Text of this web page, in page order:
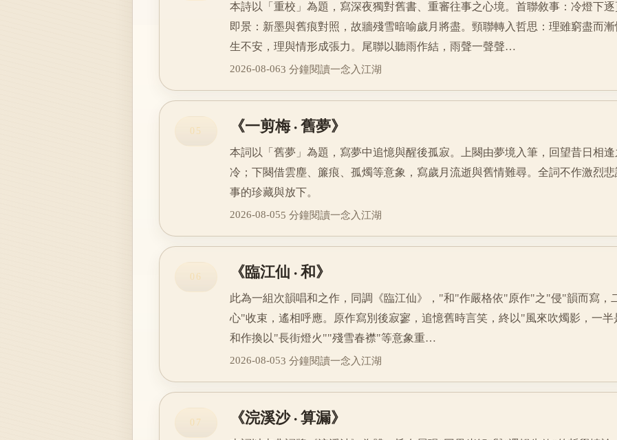
本詩以「重校」為題，寫深夜獨對舊書、重審往事之心境。首聯敘事：冷燈下
即景：新墨與舊痕對照，故牆殘雪暗喻歲月將盡。頸聯轉入哲思：理雖窮盡而
生不安，理與情形成張力。尾聯以聽雨作結，雨聲一聲聲…
2026-08-063 分鐘閱讀一念入江湖
05 《一剪梅 · 舊夢》
本詞以「舊夢」為題，寫夢中追憶與醒後孤寂。上闋由夢境入筆，回望昔日相
冷；下闋借雲塵、簾痕、孤燭等意象，寫歲月流逝與舊情難尋。全詞不作激烈
事的珍藏與放下。
2026-08-055 分鐘閱讀一念入江湖
06 《臨江仙 · 和》
此為一組次韻唱和之作，同調《臨江仙》，"和"作嚴格依"原作"之"侵"韻而寫，
心"收束，遙相呼應。原作寫別後寂寥，追憶舊時言笑，終以"風來吹燭影，一半
和作換以"長街燈火""殘雪春襟"等意象重…
2026-08-053 分鐘閱讀一念入江湖
07 《浣溪沙 · 算漏》